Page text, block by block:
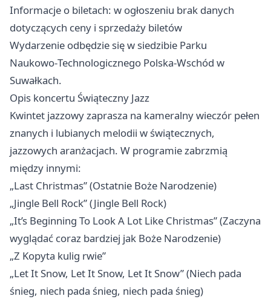
Informacje o biletach: w ogłoszeniu brak danych
dotyczących ceny i sprzedaży biletów
Wydarzenie odbędzie się w siedzibie Parku
Naukowo‑Technologicznego Polska‑Wschód w
Suwałkach.
Opis koncertu Świąteczny Jazz
Kwintet jazzowy zaprasza na kameralny wieczór pełen
znanych i lubianych melodii w świątecznych,
jazzowych aranżacjach. W programie zabrzmią
między innymi:
„Last Christmas” (Ostatnie Boże Narodzenie)
„Jingle Bell Rock” (Jingle Bell Rock)
„It’s Beginning To Look A Lot Like Christmas” (Zaczyna
wyglądać coraz bardziej jak Boże Narodzenie)
„Z Kopyta kulig rwie”
„Let It Snow, Let It Snow, Let It Snow” (Niech pada
śnieg, niech pada śnieg, niech pada śnieg)